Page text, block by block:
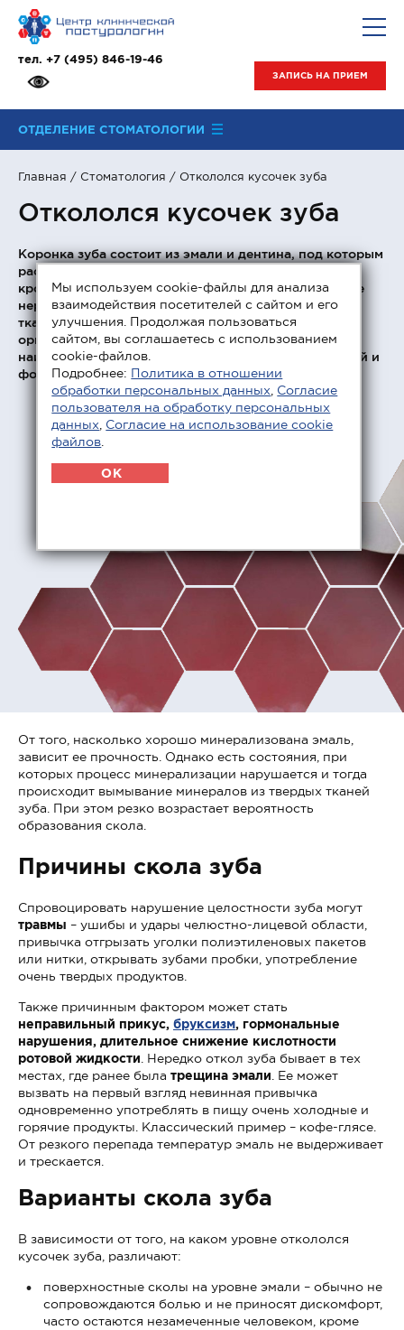
тел. +7 (495) 846-19-46
ЗАПИСЬ НА ПРИЕМ
ОТДЕЛЕНИЕ СТОМАТОЛОГИИ
Главная / Стоматология / Откололся кусочек зуба
Откололся кусочек зуба
Коронка зуба состоит из эмали и дентина, под которым
располагается пульповая камера с собственными
кровеносными и лимфатическими сосудами, а также
нервами. Зубная эмаль относится к самым твердым
тканям зуба. Такое свойство ей придают различные
органические и неорганические соединения,
наиглавнейшую роль среди которых играют кальций и
фосфор.
От того, насколько хорошо минерализована эмаль,
зависит ее прочность. Однако есть состояния, при
которых процесс минерализации нарушается и тогда
происходит вымывание минералов из твердых тканей
зуба. При этом резко возрастает вероятность
образования скола.
Причины скола зуба
Спровоцировать нарушение целостности зуба могут
травмы – ушибы и удары челюстно-лицевой области,
привычка отгрызать уголки полиэтиленовых пакетов
или нитки, открывать зубами пробки, употребление
очень твердых продуктов.
Также причинным фактором может стать
неправильный прикус, бруксизм, гормональные
нарушения, длительное снижение кислотности
ротовой жидкости . Нередко откол зуба бывает в тех
местах, где ранее была трещина эмали . Ее может
вызвать на первый взгляд невинная привычка
одновременно употреблять в пищу очень холодные и
горячие продукты. Классический пример – кофе-глясе.
От резкого перепада температур эмаль не выдерживает
и трескается.
Варианты скола зуба
В зависимости от того, на каком уровне откололся
кусочек зуба, различают:
поверхностные сколы на уровне эмали – обычно не
сопровождаются болью и не приносят дискомфорт,
часто остаются незамеченные человеком, кроме
Мы используем cookie-файлы для анализа
взаимодействия посетителей с сайтом и его
улучшения. Продолжая пользоваться
сайтом, вы соглашаетесь с использованием
cookie-файлов.
Подробнее: Политика в отношении
обработки персональных данных Согласие
пользователя на обработку персональных
данных Согласие на использование cookie
файлов
OK